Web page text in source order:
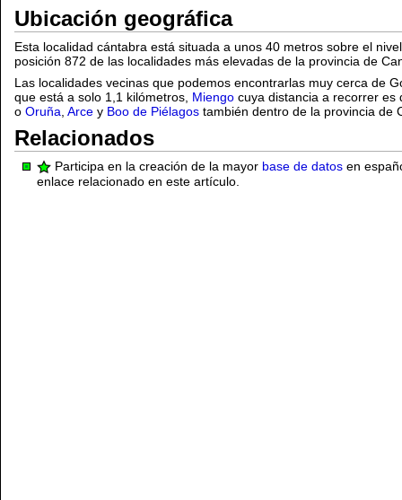
Ubicación geográfica
Esta localidad cántabra está situada a unos 40 metros sobre el
posición 872 de las localidades más elevadas de la provincia de
Las localidades vecinas que podemos encontrarlas muy cerca de
que está a solo 1,1 kilómetros, Miengo cuya distancia a recorrer es
o Oruña Arce y Boo de Piélagos también dentro de la provincia de
Relacionados
Participa en la creación de la mayor base de datos en
enlace relacionado en este artículo.